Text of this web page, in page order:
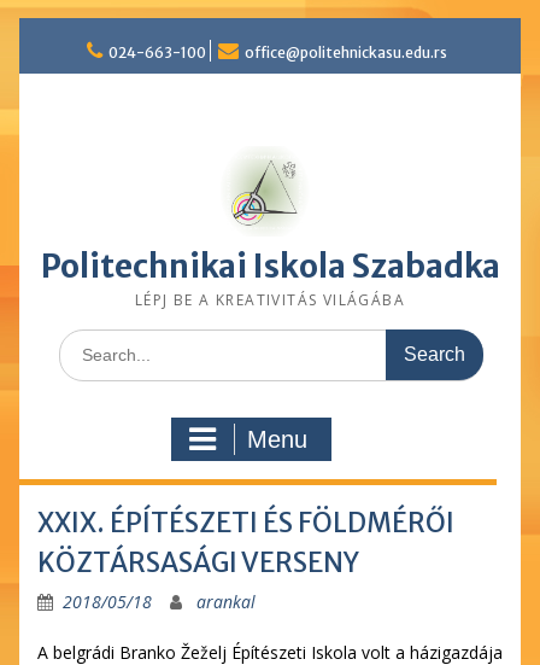
content
024-663-100 office@politehnickasu.edu.rs
Politechnikai Iskola Szabadka
LÉPJ BE A KREATIVITÁS VILÁGÁBA
Search
for:
Menu
XXIX. ÉPÍTÉSZETI ÉS FÖLDMÉRŐI
KÖZTÁRSASÁGI VERSENY
2018/05/18 arankal
A belgrádi Branko Žeželj Építészeti Iskola volt a házigazdája